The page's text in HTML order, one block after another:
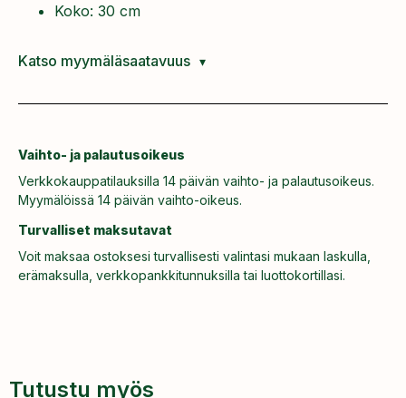
Koko: 30 cm
Katso myymäläsaatavuus
Vaihto- ja palautusoikeus
Verkkokauppatilauksilla 14 päivän vaihto- ja palautusoikeus.
Myymälöissä 14 päivän vaihto-oikeus.
Turvalliset maksutavat
Voit maksaa ostoksesi turvallisesti valintasi mukaan laskulla,
erämaksulla, verkkopankkitunnuksilla tai luottokortillasi.
Tutustu myös